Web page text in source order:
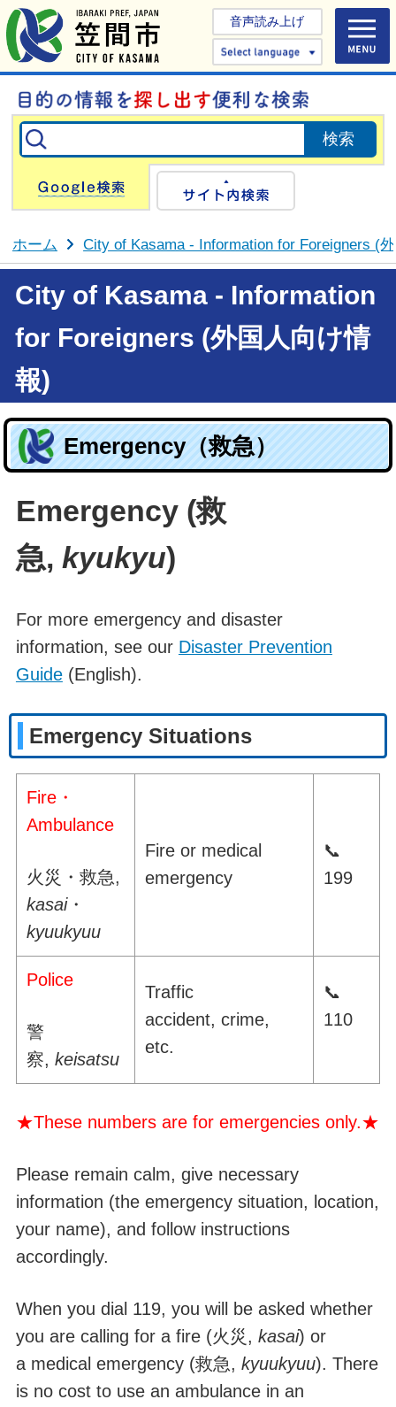
音声読み上げ
Select
Google検索
ホーム City of Kasama - Information for Foreigners (
City of Kasama - Information
for Foreigners (外国人向け情
報)
Emergency（救急）
Emergency (救
急, kyukyu)
For more emergency and disaster
information, see our Disaster Prevention
Guide(English).
Emergency Situations
Fire・
Ambulance
火災・救急,
kasai・
kyuukyuu
Fire or medical
emergency
📞
199
Police
警
察,keisatsu
Traffic
accident, crime,
etc.
📞
110
★These numbers are for emergencies only.★
Please remain calm, give necessary
information (the emergency situation, location,
your name), and follow instructions
accordingly.
When you dial 119, you will be asked whether
you are calling for a fire (火災, kasai) or
a medical emergency (救急, kyuukyuu). There
is no cost to use an ambulance in an